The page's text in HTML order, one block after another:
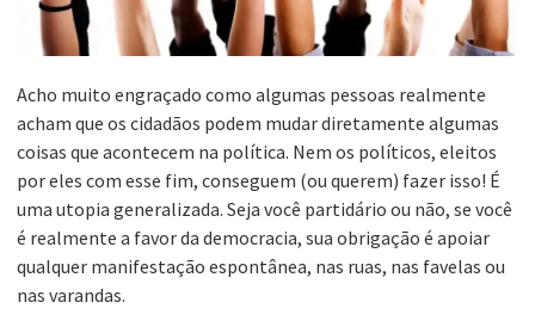
Acho muito engraçado como algumas pessoas realmente
acham que os cidadãos podem mudar diretamente algumas
coisas que acontecem na política. Nem os políticos, eleitos
por eles com esse fim, conseguem (ou querem) fazer isso! É
uma utopia generalizada. Seja você partidário ou não, se você
é realmente a favor da democracia, sua obrigação é apoiar
qualquer manifestação espontânea, nas ruas, nas favelas ou
nas varandas.